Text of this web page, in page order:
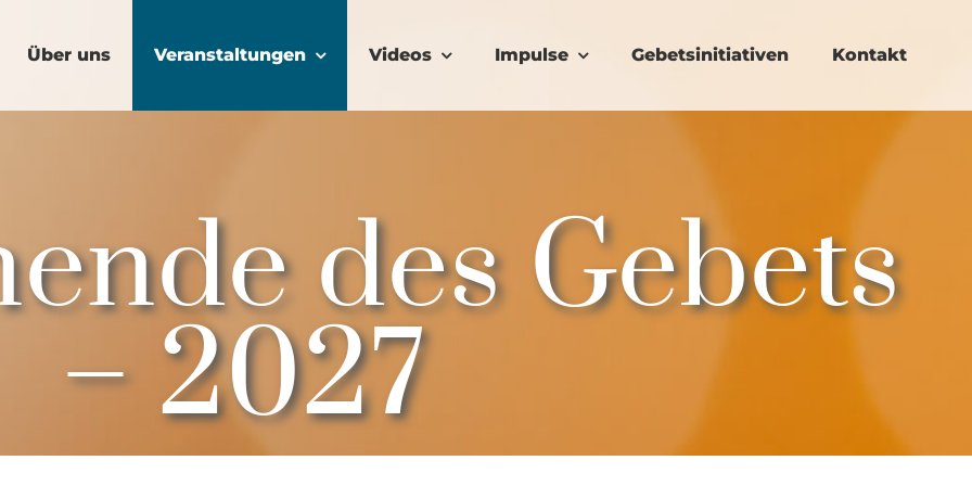
Über uns Veranstaltungen Videos Impulse Gebetsinitiativen Kontakt
des Gebets
– 2027